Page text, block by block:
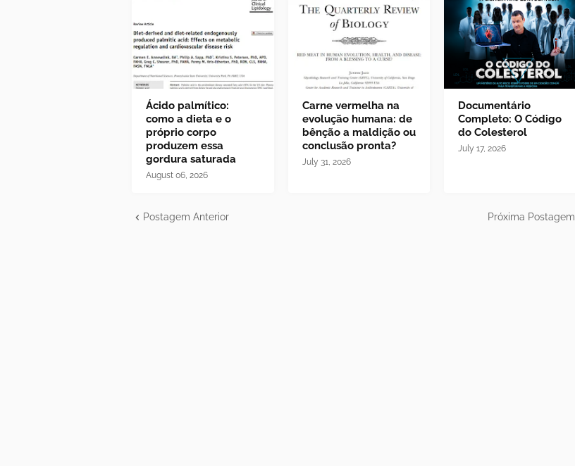
Ácido palmítico:
como a dieta e o
próprio corpo
produzem essa
gordura saturada
August 06, 2026
Carne vermelha na
evolução humana: de
bênção a maldição ou
conclusão pronta?
July 31, 2026
Documentário
Completo: O Código
do Colesterol
July 17, 2026
Postagem Anterior Próxima Postagem